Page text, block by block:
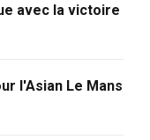
avec la victoire
l'Asian Le Mans